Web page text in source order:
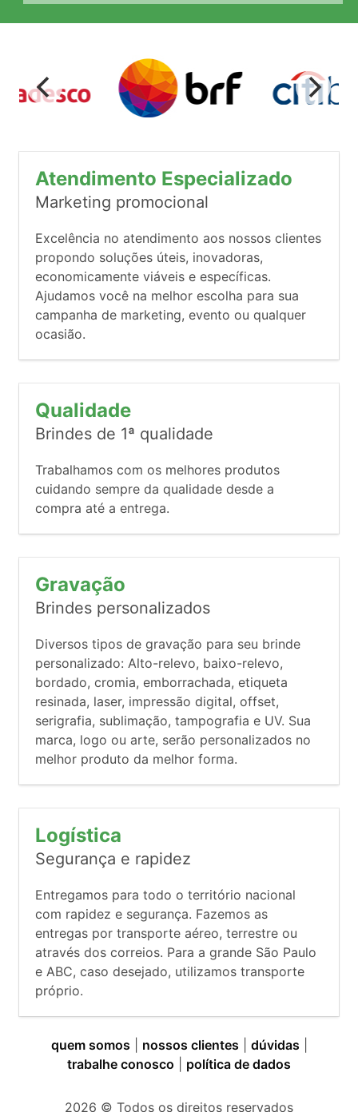
Atendimento Especializado
Marketing promocional
Excelência no atendimento aos nossos clientes
propondo soluções úteis, inovadoras,
economicamente viáveis e específicas.
Ajudamos você na melhor escolha para sua
campanha de marketing, evento ou qualquer
ocasião.
Qualidade
Brindes de 1ª qualidade
Trabalhamos com os melhores produtos
cuidando sempre da qualidade desde a
compra até a entrega.
Gravação
Brindes personalizados
Diversos tipos de gravação para seu brinde
personalizado: Alto-relevo, baixo-relevo,
bordado, cromia, emborrachada, etiqueta
resinada, laser, impressão digital, offset,
serigrafia, sublimação, tampografia e UV. Sua
marca, logo ou arte, serão personalizados no
melhor produto da melhor forma.
Logística
Segurança e rapidez
Entregamos para todo o território nacional
com rapidez e segurança. Fazemos as
entregas por transporte aéreo, terrestre ou
através dos correios. Para a grande São Paulo
e ABC, caso desejado, utilizamos transporte
próprio.
quem somos nossos clientes dúvidas
trabalhe conosco
política de dados
2026 © Todos os direitos reservados